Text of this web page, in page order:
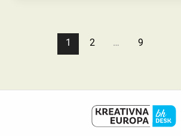
1 2 … 9